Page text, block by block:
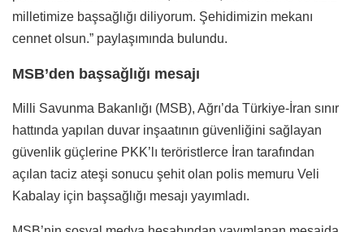
milletimize başsağlığı diliyorum. Şehidimizin mekanı
cennet olsun.” paylaşımında bulundu.
MSB’den başsağlığı mesajı
Milli Savunma Bakanlığı (MSB), Ağrı’da Türkiye-İran sınır
hattında yapılan duvar inşaatının güvenliğini sağlayan
güvenlik güçlerine PKK’lı teröristlerce İran tarafından
açılan taciz ateşi sonucu şehit olan polis memuru Veli
Kabalay için başsağlığı mesajı yayımladı.